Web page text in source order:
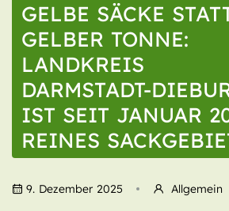
GELBE SÄCKE
GELBER TONNE:
LANDKREIS
DARMSTADT-
IST SEIT JANUAR
REINES
9. Dezember 2025 Allgemein